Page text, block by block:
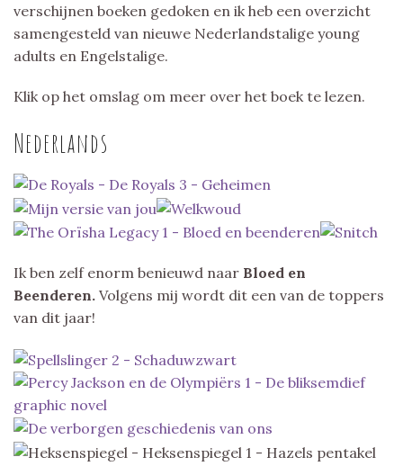
verschijnen boeken gedoken en ik heb een overzicht
samengesteld van nieuwe Nederlandstalige young
adults en Engelstalige.
Klik op het omslag om meer over het boek te lezen.
Nederlands
Ik ben zelf enorm benieuwd naar Bloed en
Beenderen. Volgens mij wordt dit een van de toppers
van dit jaar!